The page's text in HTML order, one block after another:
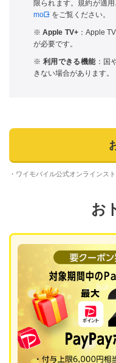
限られます。規約が適
mo
をご覧ください。
※Apple TV+：Apple
が必要です。
※ 利用できる機能：国
きない場合があります。
・ワイモバイル公式オンラインス
お